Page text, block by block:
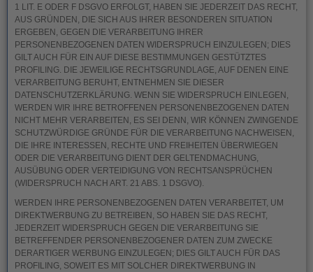
1 LIT. E ODER F DSGVO ERFOLGT, HABEN SIE JEDERZEIT DAS RECHT,
AUS GRÜNDEN, DIE SICH AUS IHRER BESONDEREN SITUATION
ERGEBEN, GEGEN DIE VERARBEITUNG IHRER
PERSONENBEZOGENEN DATEN WIDERSPRUCH EINZULEGEN; DIES
GILT AUCH FÜR EIN AUF DIESE BESTIMMUNGEN GESTÜTZTES
PROFILING. DIE JEWEILIGE RECHTSGRUNDLAGE, AUF DENEN EINE
VERARBEITUNG BERUHT, ENTNEHMEN SIE DIESER
DATENSCHUTZERKLÄRUNG. WENN SIE WIDERSPRUCH EINLEGEN,
WERDEN WIR IHRE BETROFFENEN PERSONENBEZOGENEN DATEN
NICHT MEHR VERARBEITEN, ES SEI DENN, WIR KÖNNEN ZWINGENDE
SCHUTZWÜRDIGE GRÜNDE FÜR DIE VERARBEITUNG NACHWEISEN,
DIE IHRE INTERESSEN, RECHTE UND FREIHEITEN ÜBERWIEGEN
ODER DIE VERARBEITUNG DIENT DER GELTENDMACHUNG,
AUSÜBUNG ODER VERTEIDIGUNG VON RECHTSANSPRÜCHEN
(WIDERSPRUCH NACH ART. 21 ABS. 1 DSGVO).
WERDEN IHRE PERSONENBEZOGENEN DATEN VERARBEITET, UM
DIREKTWERBUNG ZU BETREIBEN, SO HABEN SIE DAS RECHT,
JEDERZEIT WIDERSPRUCH GEGEN DIE VERARBEITUNG SIE
BETREFFENDER PERSONENBEZOGENER DATEN ZUM ZWECKE
DERARTIGER WERBUNG EINZULEGEN; DIES GILT AUCH FÜR DAS
PROFILING, SOWEIT ES MIT SOLCHER DIREKTWERBUNG IN